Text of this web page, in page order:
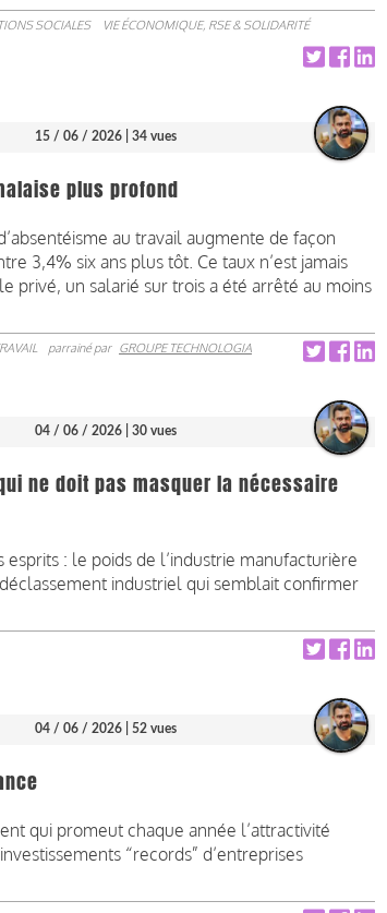
SOCIALES VIE ÉCONOMIQUE, RSE & SOLIDARITÉ
15 / 06 / 2026 | 34 vues
plus profond
au travail augmente de façon
3,4% six ans plus tôt. Ce taux n’est jamais
privé, un salarié sur trois a été arrêté au moins
parrainé par GROUPE TECHNOLOGIA
04 / 06 / 2026 | 30 vues
ne doit pas masquer la nécessaire
: le poids de l’industrie manufacturière
industriel qui semblait confirmer
04 / 06 / 2026 | 52 vues
qui promeut chaque année l’attractivité
“records” d’entreprises